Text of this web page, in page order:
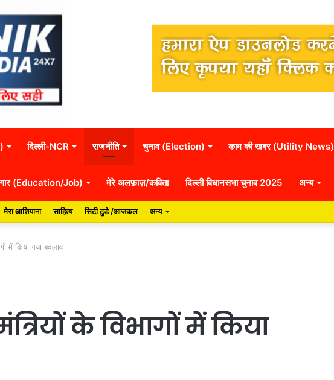
दिल्ली-NCR राजनीति चुनाव (Election) काम की खबर (Utility News)
(Education/Job) मेरे अलफ़ाज़/कविता दिल्ली विधानसभा चुनाव 2025 अन्य
मेरा आशियाना साहित्य सिटी टुडे /आजकल अन्य
में किया गया बदलाव
के विभागों में किया